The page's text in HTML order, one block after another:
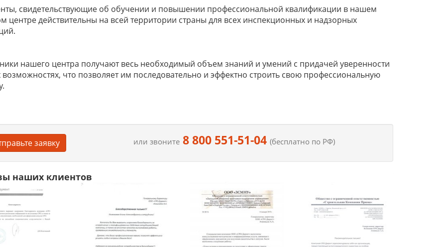
свидетельствующие об обучении и повышении профессиональной квалификации в нашем
центре действительны на всей территории страны для всех инспекционных и надзорных
нашего центра получают весь необходимый объем знаний и умений с придачей уверенности
возможностях, что позволяет им последовательно и эффектно строить свою профессиональную
заявку или звоните 8 800 551-51-04(бесплатно по РФ)
наших клиентов